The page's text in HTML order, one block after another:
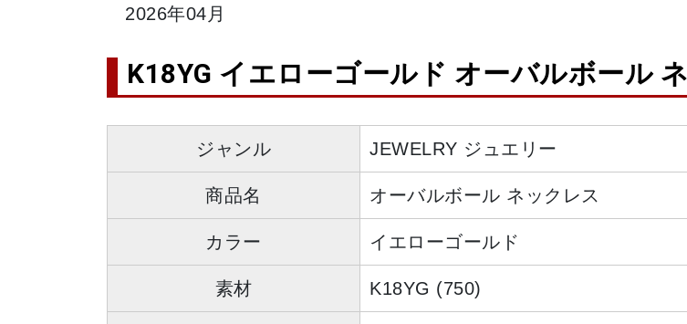
2026年04月
K18YG イエローゴールド オーバルボール
ジャンル JEWELRY ジュエリー
商品名 オーバルボール ネックレス
カラー イエローゴールド
素材 K18YG (750)